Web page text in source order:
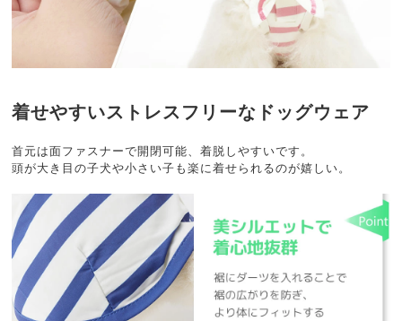
着せやすいストレスフリーなドッグウェア
首元は面ファスナーで開閉可能、着脱しやすいです。
頭が大き目の子犬や小さい子も楽に着せられるのが嬉しい。